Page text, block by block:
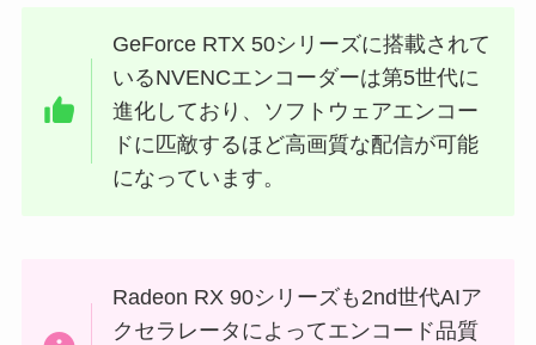
GeForce RTX 50シリーズに搭載されて
いるNVENCエンコーダーは第5世代に
進化しており、ソフトウェアエンコー
ドに匹敵するほど高画質な配信が可能
になっています。
Radeon RX 90シリーズも2nd世代AIア
クセラレータによってエンコード品質